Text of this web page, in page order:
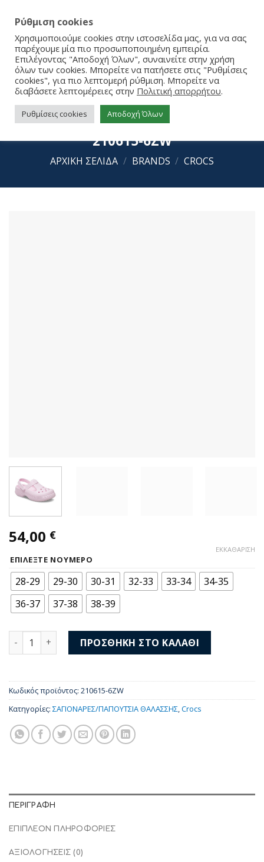
Crocs Classic Mary Jane Clog K
210615-6ZW
ΑΡΧΙΚΉ ΣΕΛΊΔΑ / BRANDS / CROCS
54,00 €
ΕΠΙΛΈΞΤΕ ΝΟΎΜΕΡΟ
28-29 29-30 30-31 32-33 33-34
34-35
36-37
37-38 38-39
ΕΚΚΑΘΆΡΙΣΗ
Crocs Classic Mary Jane Clog K 210615-6ZW ποσότητα
ΠΡΟΣΘΉΚΗ ΣΤΟ ΚΑΛΆΘΙ
Κωδικός προϊόντος: 210615-6ZW
Κατηγορίες: ΣΑΓΙΟΝΑΡΕΣ/ΠΑΠΟΥΤΣΙΑ ΘΑΛΑΣΣΗΣ Crocs
ΠΕΡΙΓΡΑΦΉ
ΕΠΙΠΛΈΟΝ ΠΛΗΡΟΦΟΡΊΕΣ
ΑΞΙΟΛΟΓΉΣΕΙΣ (0)
Ρύθμιση cookies
Χρησιμοποιούμε cookies στην ιστοσελίδα μας, για να σας
παρέχουμε μία πιο προσωποποιημένη εμπειρία.
Επιλέγοντας "Αποδοχή Όλων", συναινείτε στην χρήση
όλων των cookies. Μπορείτε να πατήσετε στις "Ρυθμίσεις
cookies", για πιο λεπτομερή ρύθμιση. Μπορείτε να
διαβάσετε λεπτομέρειες στην Πολιτική απορρήτου.
Ρυθμίσεις cookies Αποδοχή Όλων